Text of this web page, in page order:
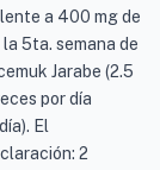
a 400 mg de
5ta. semana de
Jarabe (2.5
por día
El
2